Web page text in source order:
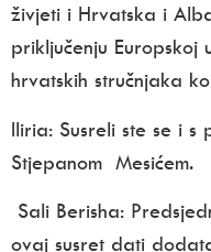
živjeti i Hrvatska i
priključenju Europskoj
hrvatskih stručnjaka
Iliria: Susreli ste se i s
Stjepanom Mesićem.
Sali Berisha:
ovaj susret dati